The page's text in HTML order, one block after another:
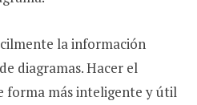
la información
diagramas. Hacer el
forma más inteligente y útil